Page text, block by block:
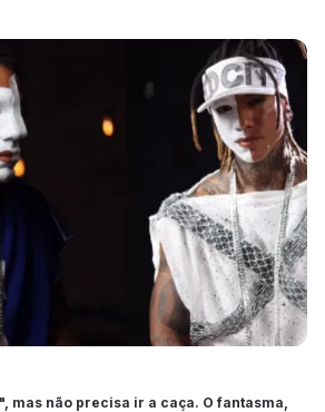
mas não precisa ir a caça. O fantasma,